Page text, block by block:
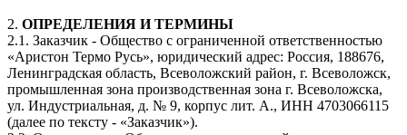
2. ОПРЕДЕЛЕНИЯ И ТЕРМИНЫ
2.1. Заказчик - Общество с ограниченной ответственностью
«Аристон Термо Русь», юридический адрес: Россия, 188676,
Ленинградская область, Всеволожский район, г. Всеволожск,
промышленная зона производственная зона г. Всеволожска,
ул. Индустриальная, д. № 9, корпус лит. А., ИНН 4703066115
(далее по тексту - «Заказчик»).